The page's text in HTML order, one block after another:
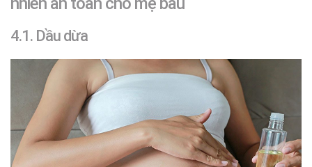
4.1. Dầu dừa